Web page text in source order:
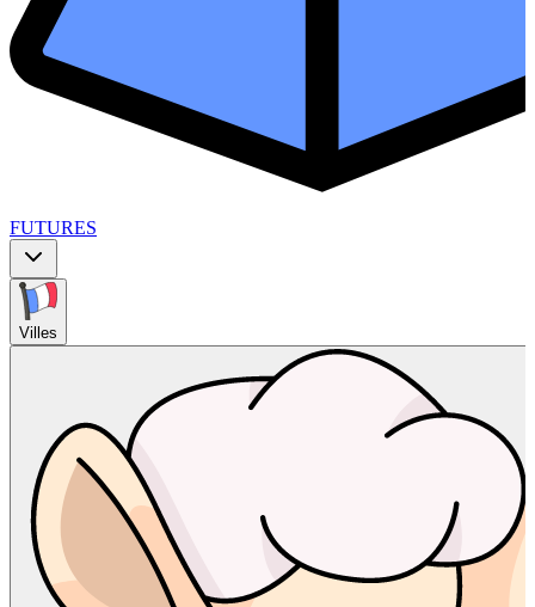
FUTURES
Villes